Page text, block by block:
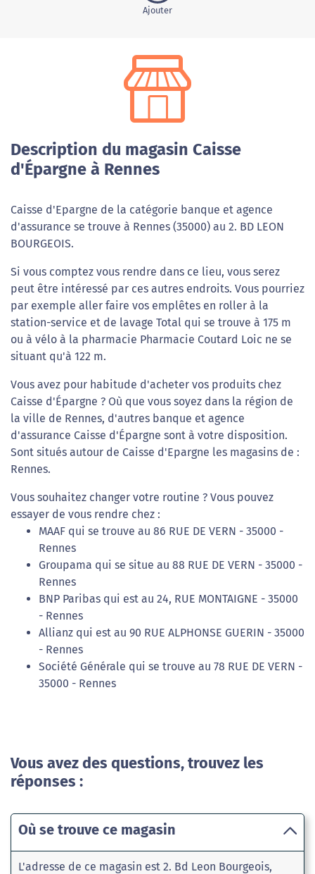
Ajouter
Description du magasin Caisse
d'Épargne à Rennes
Caisse d'Epargne de la catégorie banque et agence
d'assurance se trouve à Rennes (35000) au 2. BD LEON
BOURGEOIS.
Si vous comptez vous rendre dans ce lieu, vous serez
peut être intéressé par ces autres endroits. Vous pourriez
par exemple aller faire vos emplêtes en roller à la
station-service et de lavage Total qui se trouve à 175 m
ou à vélo à la pharmacie Pharmacie Coutard Loic ne se
situant qu'à 122 m.
Vous avez pour habitude d'acheter vos produits chez
Caisse d'Épargne ? Où que vous soyez dans la région de
la ville de Rennes, d'autres banque et agence
d'assurance Caisse d'Épargne sont à votre disposition.
Sont situés autour de Caisse d'Epargne les magasins de :
Rennes.
Vous souhaitez changer votre routine ? Vous pouvez
essayer de vous rendre chez :
MAAF qui se trouve au 86 RUE DE VERN - 35000 -
Rennes
Groupama qui se situe au 88 RUE DE VERN - 35000 -
Rennes
BNP Paribas qui est au 24, RUE MONTAIGNE - 35000
- Rennes
Allianz qui est au 90 RUE ALPHONSE GUERIN - 35000
- Rennes
Société Générale qui se trouve au 78 RUE DE VERN -
35000 - Rennes
Vous avez des questions, trouvez les
réponses :
Où se trouve ce magasin
L'adresse de ce magasin est 2. Bd Leon Bourgeois,